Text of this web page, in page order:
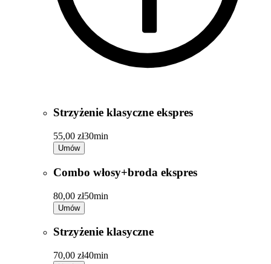
Strzyżenie klasyczne ekspres
55,00 zł30min
Umów
Combo włosy+broda ekspres
80,00 zł50min
Umów
Strzyżenie klasyczne
70,00 zł40min